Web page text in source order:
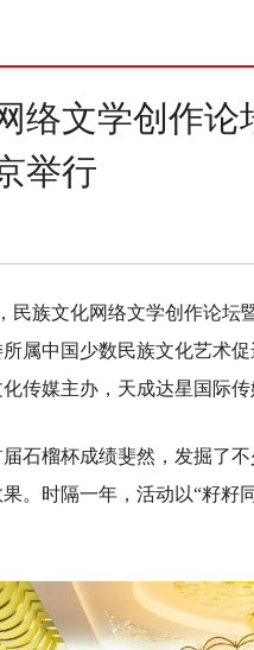
络文学创作
举行
族文化网络文学创作论坛
属中国少数民族文化艺术
传媒主办，天成达星国际传
榴杯成绩斐然，发掘了不
。时隔一年，活动以“籽籽